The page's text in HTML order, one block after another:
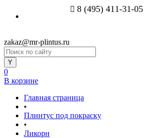
8 (495) 411-31-05
zakaz@mr-plintus.ru
0
В корзине
Главная страница
•
Плинтус под покраску
•
Ликорн